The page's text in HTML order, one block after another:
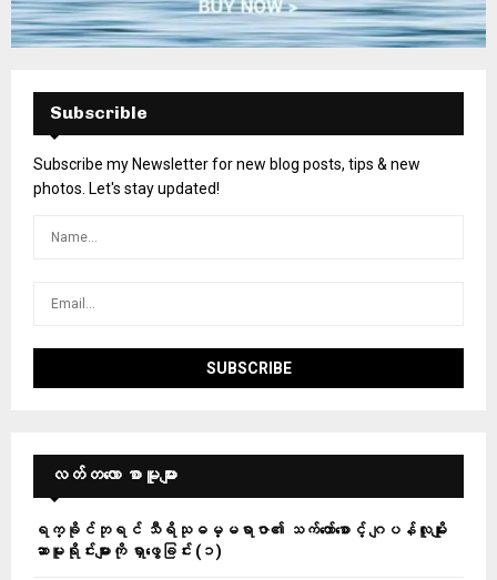
Subscrible
Subscribe my Newsletter for new blog posts, tips & new
photos. Let's stay updated!
လတ်တ‌လော စာမူများ
ရက္ခိုင်ဘုရင် သီရိသုဓမ္မရာဇာ၏ သက်တော်စောင့် ဂျပန်လူမျိုး
ဆာမူရိုင်းများကို ရှာဖွေခြင်း (၁)